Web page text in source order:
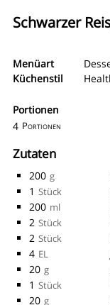
Schwarzer
Menüart
Küchenstil
Portionen
4 Portionen
Zutaten
200 g
1 Stück
200 ml
2 Stück
2 Stück
4 EL
20 g
1 Stück
20 g